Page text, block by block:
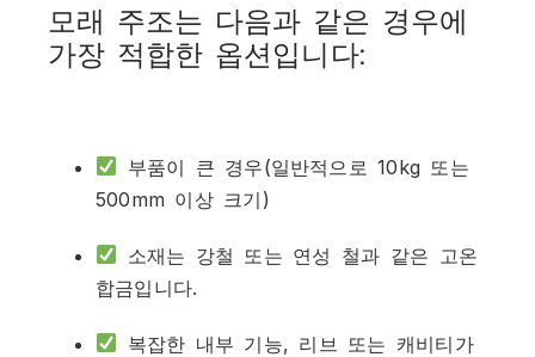
모래 주조는 다음과 같은 경우에
가장 적합한 옵션입니다:
부품이 큰 경우(일반적으로 10kg 또는
500mm 이상 크기)
소재는 강철 또는 연성 철과 같은 고온
합금입니다.
복잡한 내부 기능, 리브 또는 캐비티가